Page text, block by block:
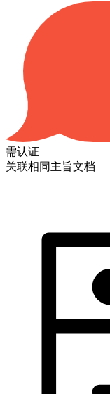
需认证
关联相同主旨文档